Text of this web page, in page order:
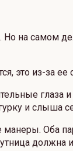
Но на самом
это из-за ее
глаза и
и слыша
Оба